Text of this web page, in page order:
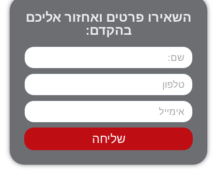
השאירו פרטים ואחזור אליכם
בהקדם:
שליחה